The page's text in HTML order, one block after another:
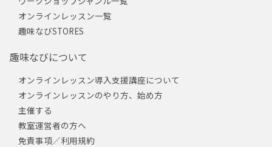
オンラインレッスン一覧
趣味なびSTORES
趣味なびについて
オンラインレッスン導入支援講座について
オンラインレッスンのやり方、始め方
主催する
教室運営者の方へ
免責事項／利用規約